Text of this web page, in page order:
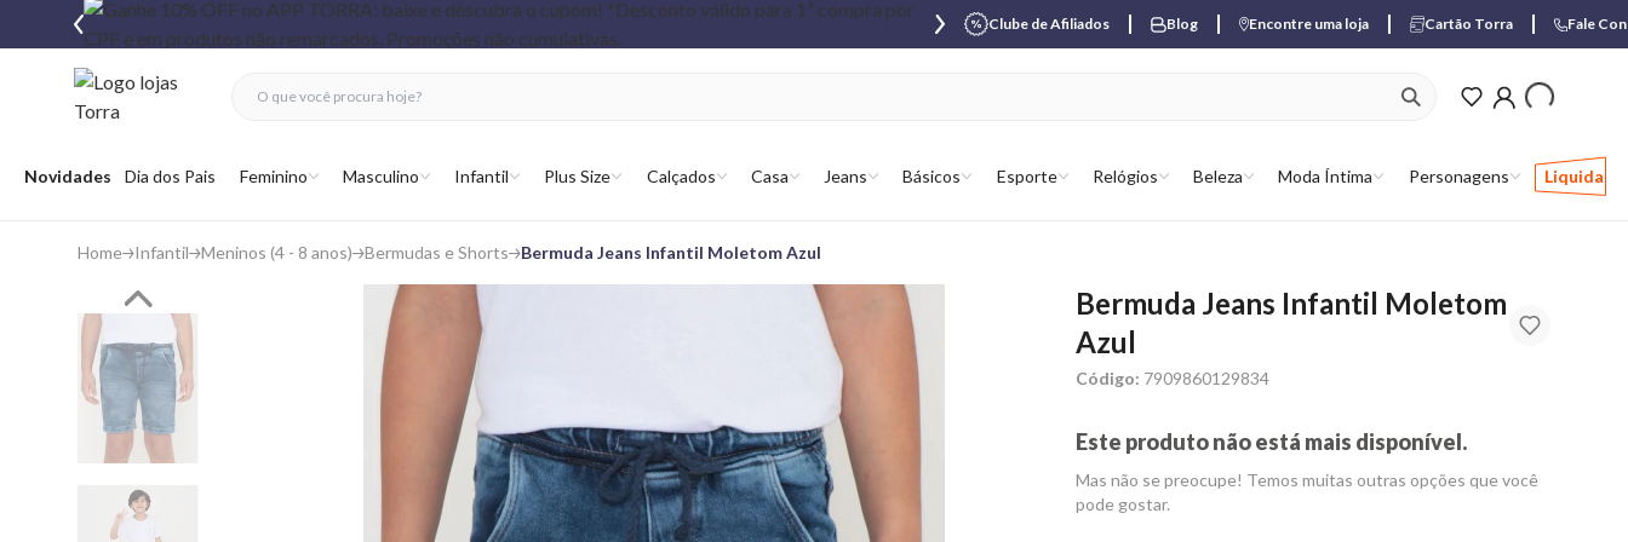
Clube de Afiliados Blog Encontre uma loja Cartão Torra Fale
Abrir menu
Novidades Dia dos Pais Feminino Masculino Infantil Plus Size Calçados Casa Jeans Básicos Esporte Relógios Beleza Moda Íntima Personagens Liquida
ver produtos
fechar menu
fechar menu
favoritos
Home Infantil Meninos (4 - 8 anos) Bermudas e Shorts Bermuda Jeans Infantil Moletom Azul
Bermuda Jeans Infantil Moletom
Azul
Código: 7909860129834
Este produto não está mais disponível.
Mas não se preocupe! Temos muitas outras opções que você
pode gostar.